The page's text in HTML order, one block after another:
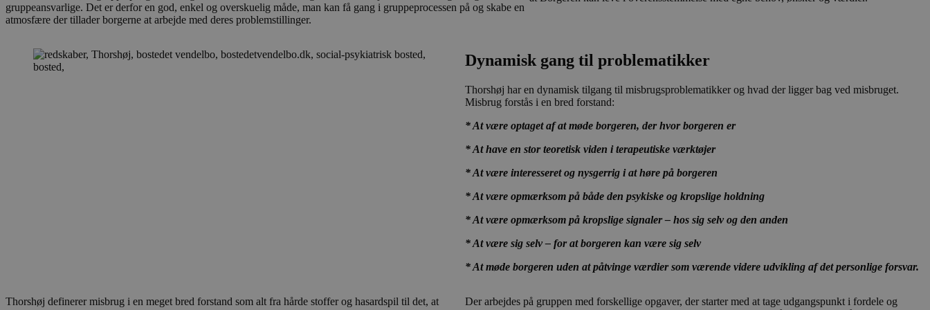
gruppeansvarlige. Det er derfor en god, enkel og overskuelig måde, man kan få gang i gruppeprocessen på og skabe en
atmosfære der tillader borgerne at arbejde med deres problemstillinger.
Dynamisk gang til problematikker
Thorshøj har en dynamisk tilgang til misbrugsproblematikker og hvad der ligger bag ved misbruget.
Misbrug forstås i en bred forstand:
* At være optaget af at møde borgeren, der hvor borgeren er
* At have en stor teoretisk viden i terapeutiske værktøjer
* At være interesseret og nysgerrig i at høre på borgeren
* At være opmærksom på både den psykiske og kropslige holdning
* At være opmærksom på kropslige signaler – hos sig selv og den anden
* At være sig selv – for at borgeren kan være sig selv
* At møde borgeren uden at påtvinge værdier som værende videre udvikling af det personlige forsvar.
Thorshøj definerer misbrug i en meget bred forstand som alt fra hårde stoffer og hasardspil til det, at
Der arbejdes på gruppen med forskellige opgaver, der starter med at tage udgangspunkt i fordele og
funktionerne i videoafspilleren ikke pludselig ændrer sig, mens de
befinder sig på siden.
Den kan også afgøre, om hjemmesidebesøgeren bruger den nye eller
gamle version af YouTube-grænsefladen.